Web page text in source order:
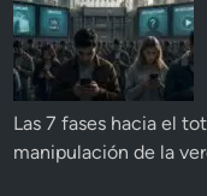
Las 7 fases hacia el
manipulación de la